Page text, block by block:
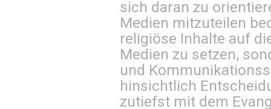
sich daran zu
Medien mitzuteilen
religiöse Inhalte auf
Medien zu setzen,
und
hinsichtlich
zutiefst mit dem